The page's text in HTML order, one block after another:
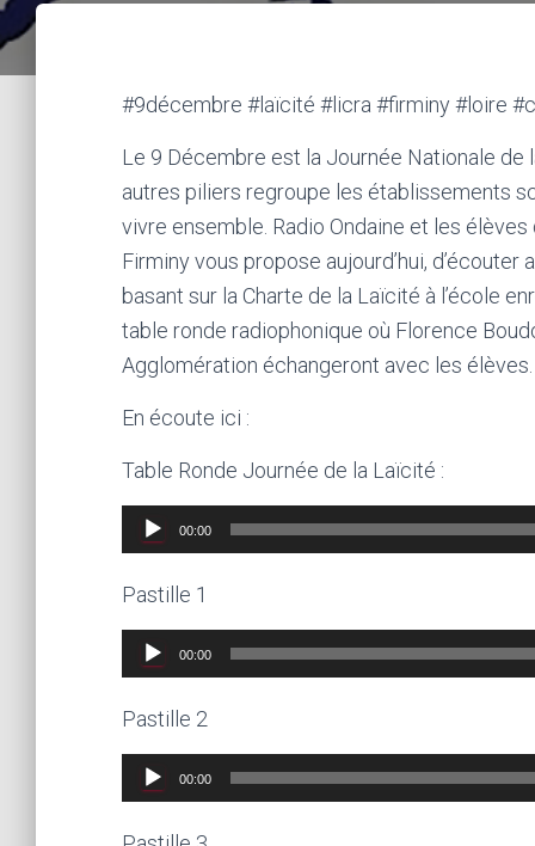
#9décembre #laïcité #licra #firminy #loire
Le 9 Décembre est la Journée Nationale de
autres piliers regroupe les établissements
vivre ensemble. Radio Ondaine et les
Firminy vous propose aujourd’hui,
basant sur la Charte de la Laïcité à l’école
table ronde radiophonique où Florence
Agglomération échangeront avec les élèves.
En écoute ici :
Table Ronde Journée de la Laïcité :
Lecteur
audio
00:00
Pastille 1
Lecteur
audio
00:00
Pastille 2
Lecteur
audio
00:00